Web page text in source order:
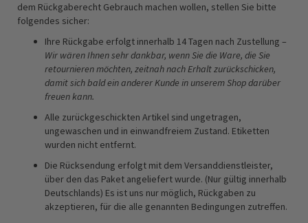
dem Rückgaberecht Gebrauch machen wollen, stellen Sie bitte
folgendes sicher:
Ihre Rückgabe erfolgt innerhalb 14 Tagen nach Zustellung –
Wir wären Ihnen sehr dankbar, wenn Sie die Ware, die Sie
retournieren möchten, zeitnah nach Erhalt zurückschicken,
damit sich bald ein anderer Kunde in unserem Shop darüber
freuen kann.
Alle zurückgeschickten Artikel sind ungetragen,
ungewaschen und in einwandfreiem Zustand. Etiketten
wurden nicht entfernt.
Die Rücksendung erfolgt mit dem Versanddienstleister,
über den das Paket angeliefert wurde. (Nur gültig innerhalb
Deutschlands) Es ist uns nur möglich, Rückgaben zu
akzeptieren, für die alle genannten Bedingungen zutreffen.